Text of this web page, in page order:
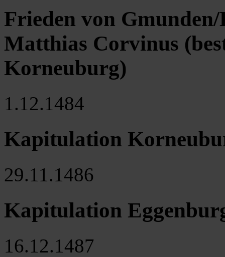
Frieden von
Matthias Corvinus
Korneuburg)
1.12.1484
Kapitulation
29.11.1486
Kapitulation
16.12.1487